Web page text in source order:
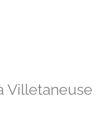
Villetaneuse